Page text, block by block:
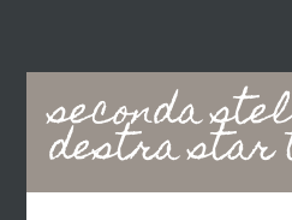
seconda
destra
Main
navigation